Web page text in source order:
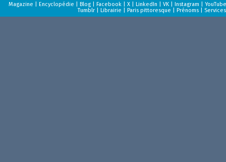
Magazine Encyclopédie Blog Facebook X LinkedIn VK Instagram
YouTube
Tumblr
Librairie Paris pittoresque Prénoms Services